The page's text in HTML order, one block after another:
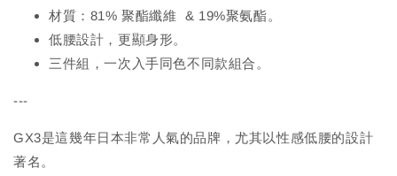
材質：81% 聚酯纖維 & 19%聚氨酯。
低腰設計，更顯身形。
三件組，一次入手同色不同款組合。
---
GX3是這幾年日本非常人氣的品牌，尤其以性感低腰的設計
著名。